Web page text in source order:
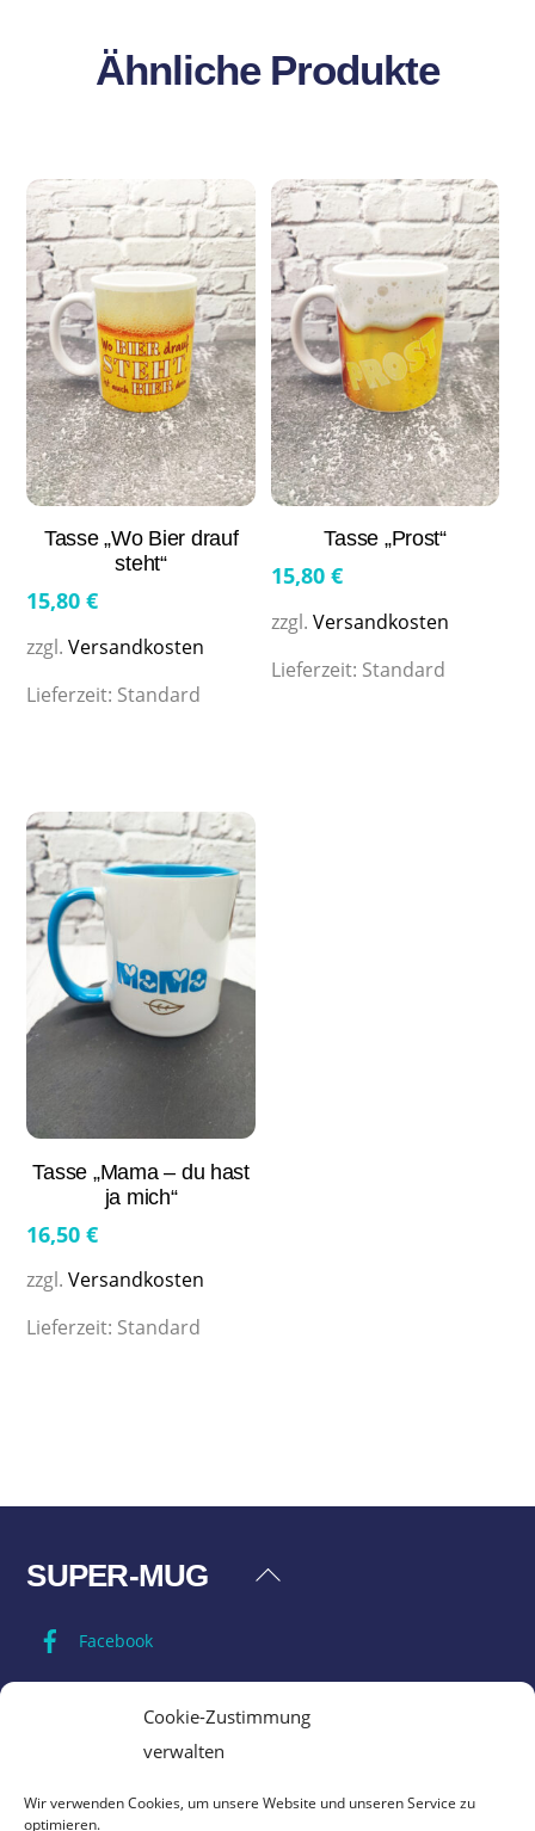
Cookie-Zustimmung
verwalten
Wir verwenden Cookies, um unsere Website und unseren Service zu
optimieren.
Ähnliche Produkte
Tasse „Wo Bier drauf
steht“
15,80€
zzgl.Versandkosten
Lieferzeit: Standard
Tasse „Prost“
15,80 €
zzgl. Versandkosten
Lieferzeit: Standard
Tasse „Mama – du hast
ja mich“
16,50€
zzgl.Versandkosten
Lieferzeit: Standard
Back
SUPER-MUG
Facebook